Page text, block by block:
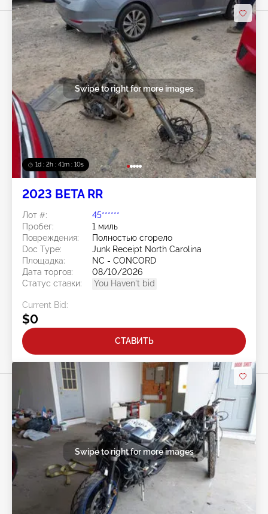
1d : 2h : 41m : 08s
Swipe to right for more images
2023 BETA RR
Лот #:
45******
Пробег:
1 миль
Повреждения:
Полностью сгорело
Doc Type:
Junk Receipt North Carolina
Площадка:
NC - CONCORD
Дата торгов:
08/10/2026
Статус ставки:
You Haven't bid
Current Bid:
$0
СТАВИТЬ
Swipe to right for more images